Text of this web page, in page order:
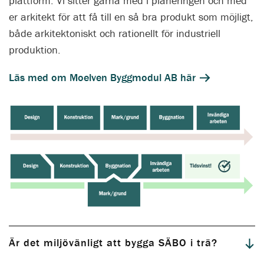
Läs mer om hur arkitekturen kan utmana och
Läs mer om metoden som spar tid och pengar
er arkitekt för att få till en så bra produkt som möjligt,
både arkitektoniskt och rationellt för industriell
produktion.
Läs med om Moelven Byggmodul AB här
Är det miljövänligt att bygga SÄBO i trä?